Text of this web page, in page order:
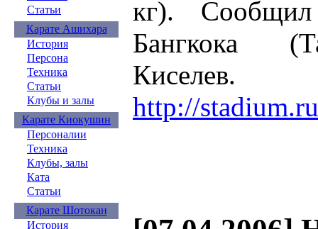
Статьи
Карате Ашихара
История
Персона
Техника
Статьи
Клубы и залы
Карате Киокушин
Персоналии
Техника
Клубы, залы
Ката
Статьи
Карате Шотокан
История
кг).
Бангкока
Киселев.
http://